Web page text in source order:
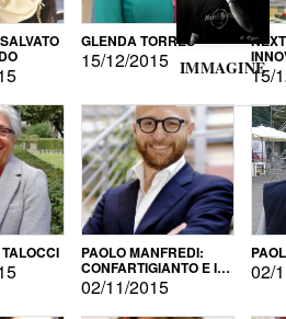
GLENDA TORRES
15/12/2015
15/
PAOLO MANFREDI:
CONFARTIGIANTO E IL
SONDAGGIO
02/11/2015
02/
IMMAGINE